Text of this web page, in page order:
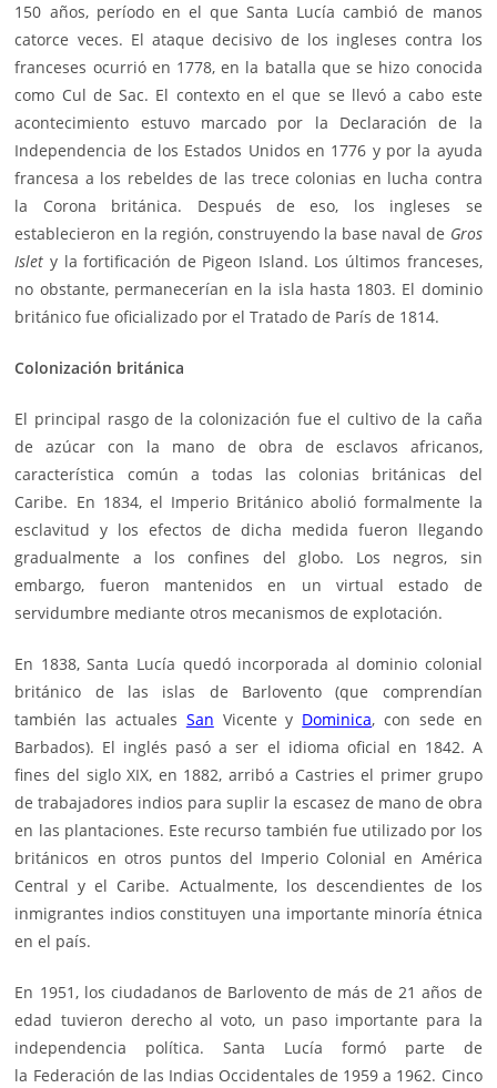
150 años, período en el que Santa Lucía cambió de manos
catorce veces. El ataque decisivo de los ingleses contra los
franceses ocurrió en 1778, en la batalla que se hizo conocida
como Cul de Sac. El contexto en el que se llevó a cabo este
acontecimiento estuvo marcado por la Declaración de la
Independencia de los Estados Unidos en 1776 y por la ayuda
francesa a los rebeldes de las trece colonias en lucha contra
la Corona británica. Después de eso, los ingleses se
establecieron en la región, construyendo la base naval de Gros
Islety la fortificación de Pigeon Island. Los últimos franceses,
no obstante, permanecerían en la isla hasta 1803. El dominio
británico fue oficializado por el Tratado de París de 1814.
Colonización británica
El principal rasgo de la colonización fue el cultivo de la caña
de azúcar con la mano de obra de esclavos africanos,
característica común a todas las colonias británicas del
Caribe. En 1834, el Imperio Británico abolió formalmente la
esclavitud y los efectos de dicha medida fueron llegando
gradualmente a los confines del globo. Los negros, sin
embargo, fueron mantenidos en un virtual estado de
servidumbre mediante otros mecanismos de explotación.
En 1838, Santa Lucía quedó incorporada al dominio colonial
británico de las islas de Barlovento (que comprendían
también las actuales San Vicente y Dominica, con sede en
Barbados). El inglés pasó a ser el idioma oficial en 1842. A
fines del siglo XIX, en 1882, arribó a Castries el primer grupo
de trabajadores indios para suplir la escasez de mano de obra
en las plantaciones. Este recurso también fue utilizado por los
británicos en otros puntos del Imperio Colonial en América
Central y el Caribe. Actualmente, los descendientes de los
inmigrantes indios constituyen una importante minoría étnica
en el país.
En 1951, los ciudadanos de Barlovento de más de 21 años de
edad tuvieron derecho al voto, un paso importante para la
independencia política. Santa Lucía formó parte de
la Federación de las Indias Occidentalesde 1959 a 1962. Cinco